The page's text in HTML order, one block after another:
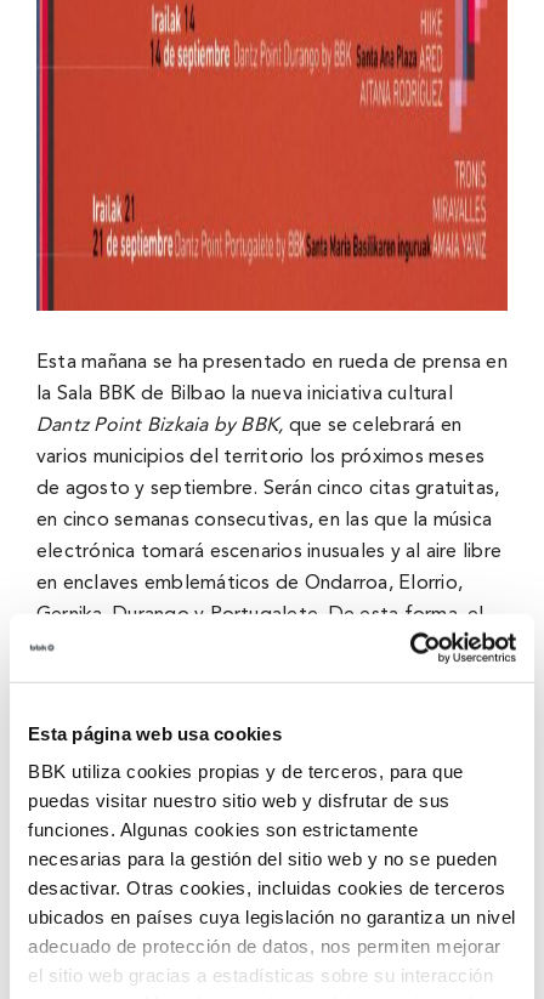
Esta página web usa cookies
BBK utiliza cookies propias y de terceros, para que
puedas visitar nuestro sitio web y disfrutar de sus
funciones. Algunas cookies son estrictamente
necesarias para la gestión del sitio web y no se pueden
desactivar. Otras cookies, incluidas cookies de terceros
ubicados en países cuya legislación no garantiza un nivel
adecuado de protección de datos, nos permiten mejorar
el sitio web gracias a estadísticas sobre su interacción
Esta mañana se ha presentado en rueda de prensa en
la Sala BBK de Bilbao la nueva iniciativa cultural
Dantz Point Bizkaia by BBK, que se celebrará en
varios municipios del territorio los próximos meses
de agosto y septiembre. Serán cinco citas gratuitas,
en cinco semanas consecutivas, en las que la música
electrónica tomará escenarios inusuales y al aire libre
en enclaves emblemáticos de Ondarroa, Elorrio,
Gernika, Durango y Portugalete. De esta forma, el
proyecto Dantz Point -nacido en 2019 con el
objetivo de poner en valor el patrimonio mediante
electrónica y contemporánea- llegará ahora por
primera vez a Bizkaia gracias al apoyo de BBK.
Hasta la fecha, ya se han celebrado más de 80
‘dantz points’ en ciudades como Lisboa, Ámsterdam,
Atenas, Burdeos, Hondarribia, Donostia, Iruña o
Cartagena, siempre con “el objetivo de ofrecer,
gracias a la música electrónica, experiencias únicas y
enriquecedoras para la comunidad en lugares de